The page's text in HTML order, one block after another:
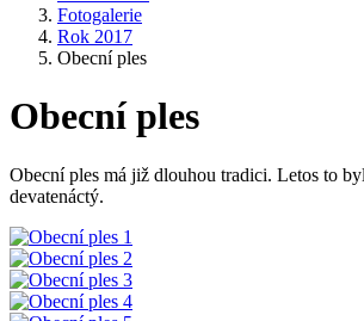
Fotogalerie
Rok 2017
Obecní ples
Obecní ples
Obecní ples má již dlouhou tradici. Letos to
devatenáctý.